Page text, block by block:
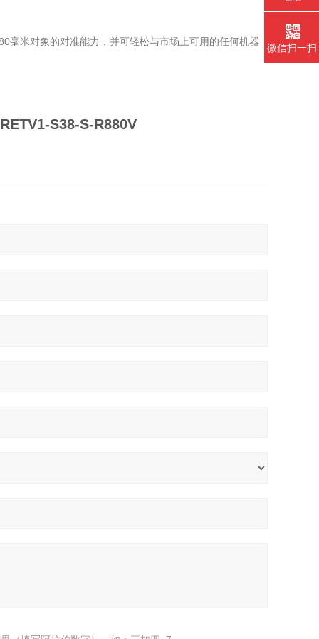
毫米对象的对准能力，并可轻松与市场上可用的任何机器
S38-S-R880V
微信扫一扫